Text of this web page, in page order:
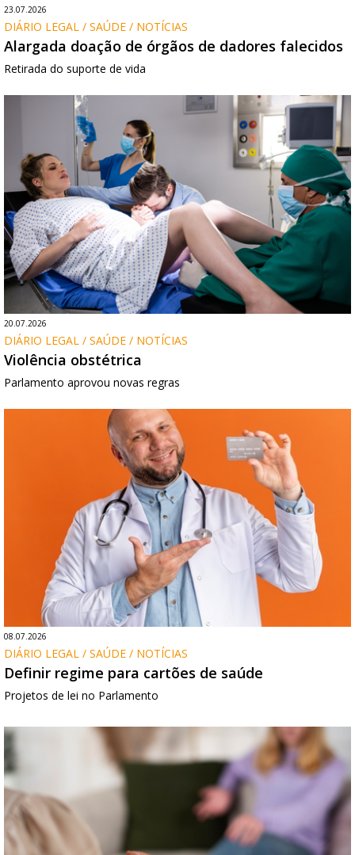
23.07.2026
DIÁRIO LEGAL / SAÚDE / NOTÍCIAS
Alargada doação de órgãos de dadores falecidos
Retirada do suporte de vida
20.07.2026
DIÁRIO LEGAL / SAÚDE / NOTÍCIAS
Violência obstétrica
Parlamento aprovou novas regras
08.07.2026
DIÁRIO LEGAL / SAÚDE / NOTÍCIAS
Definir regime para cartões de saúde
Projetos de lei no Parlamento